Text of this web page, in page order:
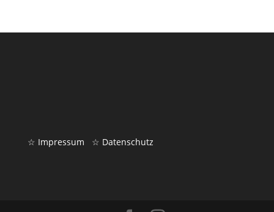
☆ Impressum ☆ Datenschutz